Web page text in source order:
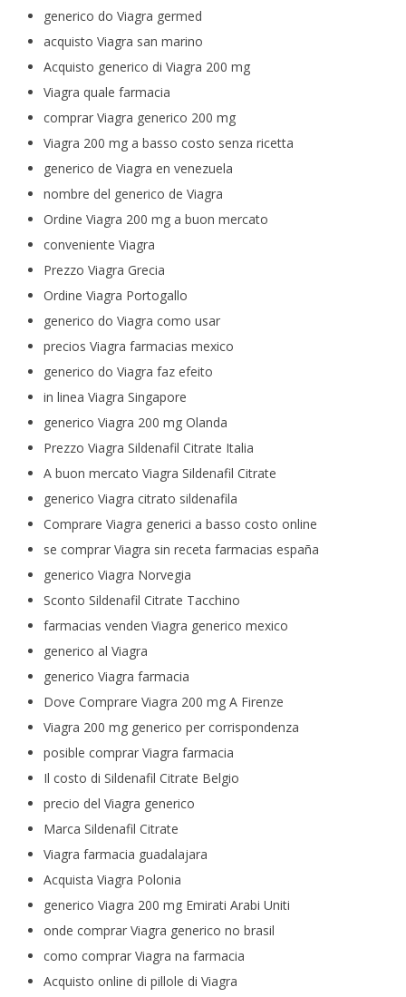
generico do Viagra germed
acquisto Viagra san marino
Acquisto generico di Viagra 200 mg
Viagra quale farmacia
comprar Viagra generico 200 mg
Viagra 200 mg a basso costo senza ricetta
generico de Viagra en venezuela
nombre del generico de Viagra
Ordine Viagra 200 mg a buon mercato
conveniente Viagra
Prezzo Viagra Grecia
Ordine Viagra Portogallo
generico do Viagra como usar
precios Viagra farmacias mexico
generico do Viagra faz efeito
in linea Viagra Singapore
generico Viagra 200 mg Olanda
Prezzo Viagra Sildenafil Citrate Italia
A buon mercato Viagra Sildenafil Citrate
generico Viagra citrato sildenafila
Comprare Viagra generici a basso costo online
se comprar Viagra sin receta farmacias españa
generico Viagra Norvegia
Sconto Sildenafil Citrate Tacchino
farmacias venden Viagra generico mexico
generico al Viagra
generico Viagra farmacia
Dove Comprare Viagra 200 mg A Firenze
Viagra 200 mg generico per corrispondenza
posible comprar Viagra farmacia
Il costo di Sildenafil Citrate Belgio
precio del Viagra generico
Marca Sildenafil Citrate
Viagra farmacia guadalajara
Acquista Viagra Polonia
generico Viagra 200 mg Emirati Arabi Uniti
onde comprar Viagra generico no brasil
como comprar Viagra na farmacia
Acquisto online di pillole di Viagra